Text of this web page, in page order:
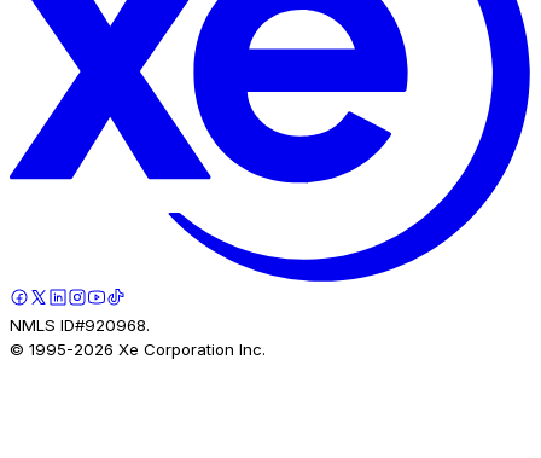
NMLS ID#920968.
© 1995-2026 Xe Corporation Inc.